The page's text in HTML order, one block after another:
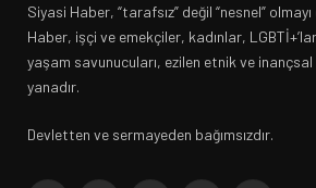
Siyasi Haber, “tarafsız” değil “nesnel”
Haber, işçi ve emekçiler, kadınlar,
yaşam savunucuları, ezilen etnik ve
yanadır.
Devletten ve sermayeden bağımsızdır.